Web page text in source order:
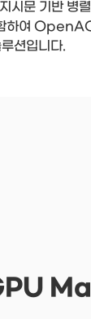
기반 병렬
션입니다.